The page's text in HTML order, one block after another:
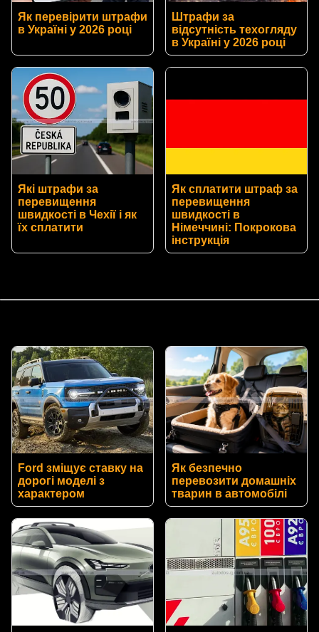
Як перевірити штрафи
в Україні у 2026 році
Штрафи за
відсутність техогляду
в Україні у 2026 році
Які штрафи за
перевищення
швидкості в Чехії і як
їх сплатити
Як сплатити штраф за
перевищення
швидкості в
Німеччині: Покрокова
інструкція
Ford зміщує ставку на
дорогі моделі з
характером
Як безпечно
перевозити домашніх
тварин в автомобілі